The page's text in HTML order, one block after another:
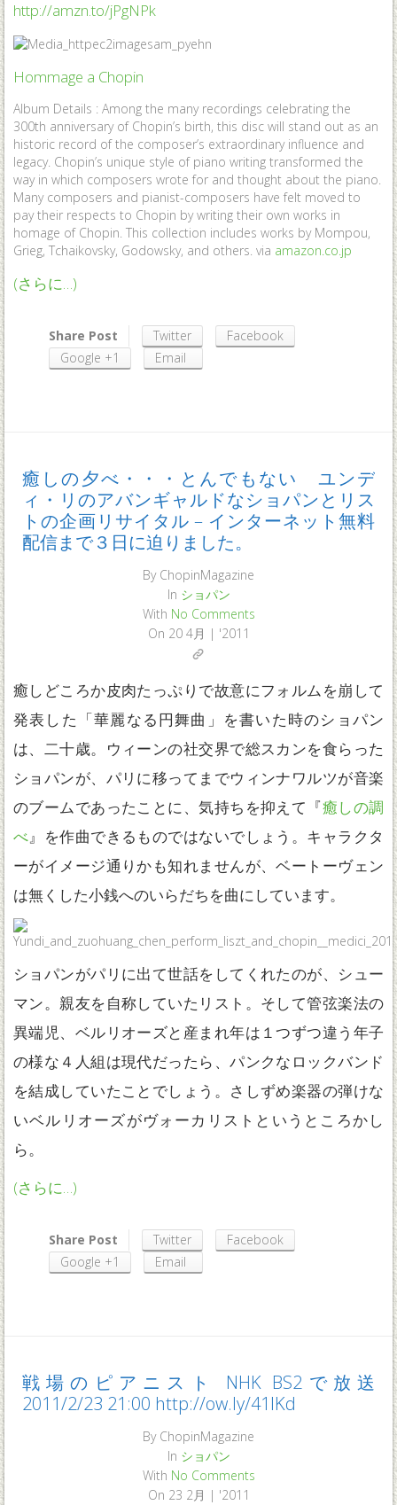
http://amzn.to/jPgNPk
Hommage a Chopin
Album Details : Among the many recordings celebrating the
300th anniversary of Chopin’s birth, this disc will stand out as an
historic record of the composer’s extraordinary influence and
legacy. Chopin’s unique style of piano writing transformed the
way in which composers wrote for and thought about the piano.
Many composers and pianist-composers have felt moved to
pay their respects to Chopin by writing their own works in
homage of Chopin. This collection includes works by Mompou,
Grieg, Tchaikovsky, Godowsky, and others. via amazon.co.jp
(さらに…)
Share Post Twitter
Facebook
Google +1
Email
癒しの夕べ・・・とんでもない ユンデ
ィ・リのアバンギャルドなショパンとリス
トの企画リサイタル – インターネット無料
配信まで３日に迫りました。
ByChopinMagazine
In ショパン
With No Comments
On 20 4月 | '2011
癒しどころか皮肉たっぷりで故意にフォルムを崩して
発表した「華麗なる円舞曲」を書いた時のショパン
は、二十歳。ウィーンの社交界で総スカンを食らった
ショパンが、パリに移ってまでウィンナワルツが音楽
のブームであったことに、気持ちを抑えて『癒しの調
べ』を作曲できるものではないでしょう。キャラクタ
ーがイメージ通りかも知れませんが、ベートーヴェン
は無くした小銭へのいらだちを曲にしています。
ショパンがパリに出て世話をしてくれたのが、シュー
マン。親友を自称していたリスト。そして管弦楽法の
異端児、ベルリオーズと産まれ年は１つずつ違う年子
の様な４人組は現代だったら、パンクなロックバンド
を結成していたことでしょう。さしずめ楽器の弾けな
いベルリオーズがヴォーカリストというところかし
ら。
(さらに…)
Share Post Twitter
Facebook
Google +1
Email
戦場のピアニスト NHK BS2で放送
2011/2/23 21:00 http://ow.ly/41IKd
ByChopinMagazine
In ショパン
With No Comments
On 23 2月 | '2011